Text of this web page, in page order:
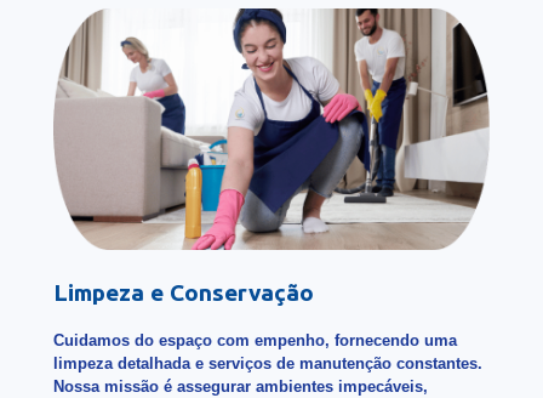
Limpeza e Conservação
Cuidamos do espaço com empenho, fornecendo uma
limpeza detalhada e serviços de manutenção constantes.
Nossa missão é assegurar ambientes impecáveis,